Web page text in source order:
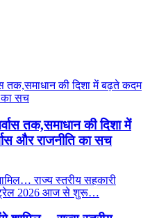
तक,समाधान की दिशा में
और राजनीति का सच